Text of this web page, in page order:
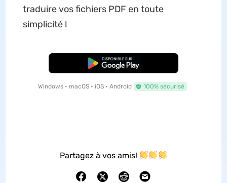
traduire vos fichiers PDF en toute
simplicité !
TÉLÉCHARGER
Windows • macOS • iOS • Android 100% sécurisé
Partagez à vos amis!